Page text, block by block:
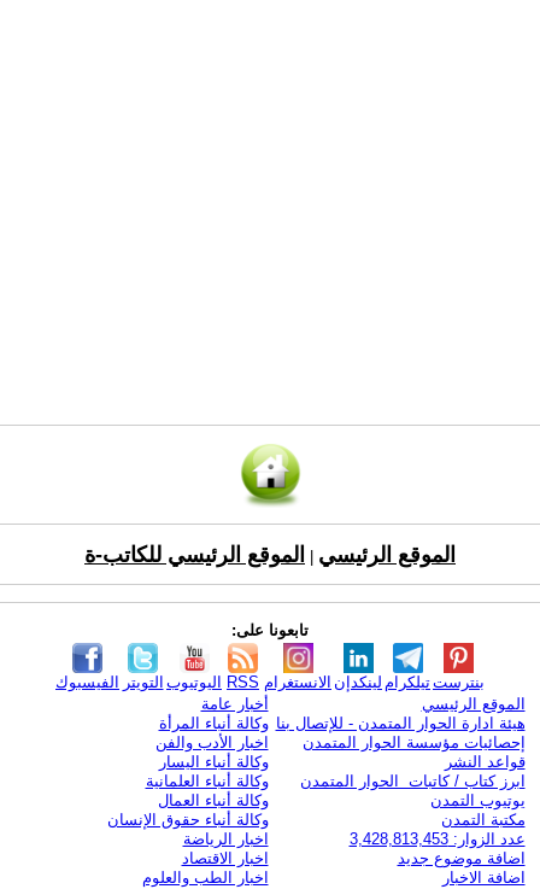
الموقع الرئيسي الموقع الرئيسي للكاتب-ة
تابعونا على:
الفيسبوك التويتر اليوتيوب RSS الانستغرام لينكدإن تيلكرامبنترست
الموقع الرئيسي
هيئة ادارة الحوار المتمدن - للإتصال بنا
إحصائيات مؤسسة الحوار المتمدن
قواعد النشر
ابرز كتاب / كاتبات الحوار المتمدن
يوتيوب التمدن
مكتبة التمدن
عدد الزوار: 3,428,813,453
اضافة موضوع جديد
اضافة الاخبار
أخبار عامة
وكالة أنباء المرأة
اخبار الأدب والفن
وكالة أنباء اليسار
وكالة أنباء العلمانية
وكالة أنباء العمال
وكالة أنباء حقوق الإنسان
اخبار الرياضة
اخبار الاقتصاد
اخبار الطب والعلوم